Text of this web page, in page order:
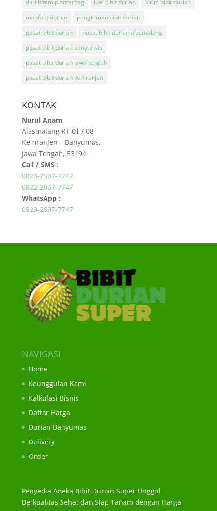
duri hitam planterbag
Jual bibit durian
kirim bibit durian
manfaat durian
pengiriman bibit durian
pusat bibit durian
pusat bibit durian alasmalang
pusat bibit durian banyumas
pusat bibit durian jawa tengah
pusat bibit durian kemranjen
KONTAK
Nurul Anam
Alasmalang RT 01 / 08
Kemranjen – Banyumas,
Jawa Tengah, 53194
Call / SMS :
0823-2597-7747
0822-2067-7747
WhatsApp :
0823-2597-7747
NAVIGASI
Home
Keunggulan Kami
Kalkulasi Bisnis
Daftar Harga
Durian Banyumas
Delivery
Order
Penyedia Aneka Bibit Durian Super Unggul
Berkualitas Sehat dan Siap Tanam dengan Harga